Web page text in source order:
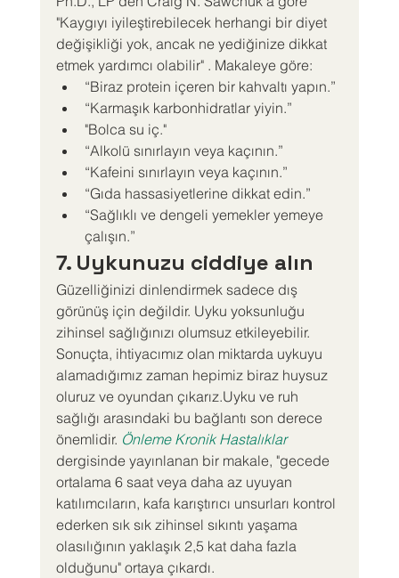
"Kaygıyı iyileştirebilecek herhangi bir diyet
değişikliği yok, ancak ne yediğinize dikkat
etmek yardımcı olabilir" . Makaleye göre:
“Biraz protein içeren bir kahvaltı yapın.”
“Karmaşık karbonhidratlar yiyin.”
"Bolca su iç."
“Alkolü sınırlayın veya kaçının.”
“Kafeini sınırlayın veya kaçının.”
“Gıda hassasiyetlerine dikkat edin.”
“Sağlıklı ve dengeli yemekler yemeye
çalışın.”
7. Uykunuzu ciddiye alın
Güzelliğinizi dinlendirmek sadece dış
görünüş için değildir. Uyku yoksunluğu
zihinsel sağlığınızı olumsuz etkileyebilir.
Sonuçta, ihtiyacımız olan miktarda uykuyu
alamadığımız zaman hepimiz biraz huysuz
oluruz ve oyundan çıkarız.Uyku ve ruh
sağlığı arasındaki bu bağlantı son derece
önemlidir. Önleme Kronik Hastalıklar
dergisinde yayınlanan bir makale, "gecede
ortalama 6 saat veya daha az uyuyan
katılımcıların, kafa karıştırıcı unsurları kontrol
ederken sık sık zihinsel sıkıntı yaşama
olasılığının yaklaşık 2,5 kat daha fazla
olduğunu" ortaya çıkardı.